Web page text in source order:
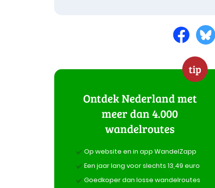
tip
Ontdek Nederland met
meer dan 4.000
wandelroutes
Op website en in app WandelZapp
Een jaar lang voor slechts 13,49 euro
Goedkoper dan losse wandelroutes